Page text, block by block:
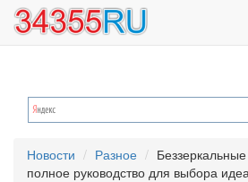
Перейти
основному
Новости Разное
полное руководство для выбора